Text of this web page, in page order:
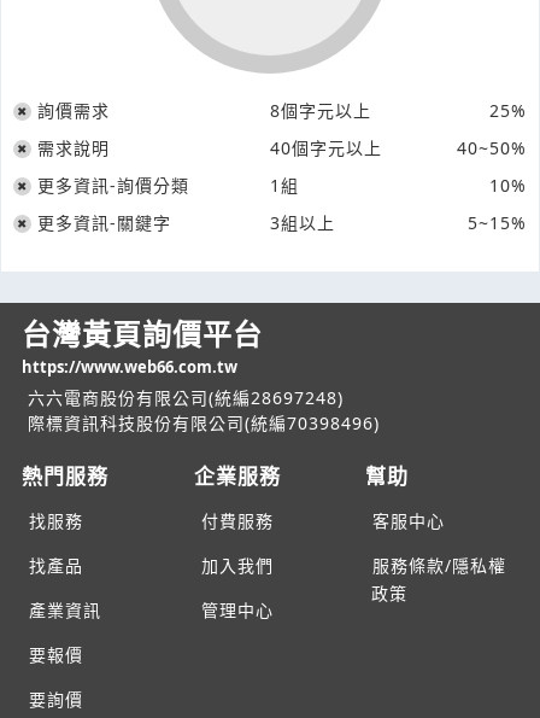
詢價需求 8個字元以上
25%
需求說明
40個字元以上
40~50%
更多資訊-詢價分類
1組
10%
更多資訊-關鍵字
3組以上 5~15%
台灣黃頁詢價平台
https://www.web66.com.tw
六六電商股份有限公司(統編28697248)
際標資訊科技股份有限公司(統編70398496)
熱門服務
找服務
找產品
產業資訊
要報價
要詢價
企業服務
付費服務
加入我們
管理中心
幫助
客服中心
服務條款/隱私權
政策